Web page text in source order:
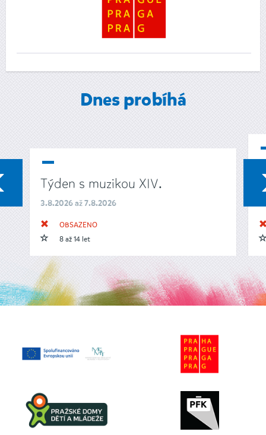
Dnes probíhá
Týden s muzikou XIV.
3.8.2026 až 7.8.2026
OBSAZENO
8 až 14 let
PŘEDCHOZÍ